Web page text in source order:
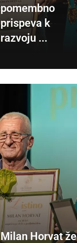
pomembno
prispeva k
razvoju ...
Milan Horvat že